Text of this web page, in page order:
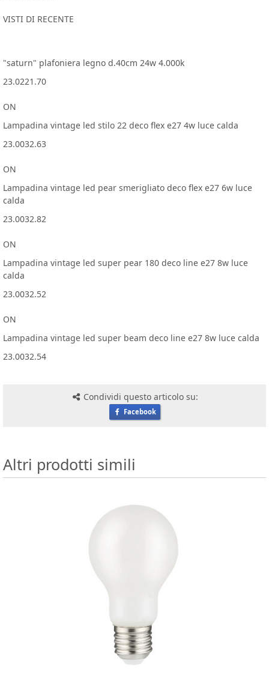
VISTI DI RECENTE
"saturn" plafoniera legno d.40cm 24w 4.000k
23.0221.70
ON
Lampadina vintage led stilo 22 deco flex e27 4w luce calda
23.0032.63
ON
Lampadina vintage led pear smerigliato deco flex e27 6w luce
calda
23.0032.82
ON
Lampadina vintage led super pear 180 deco line e27 8w luce
calda
23.0032.52
ON
Lampadina vintage led super beam deco line e27 8w luce calda
23.0032.54
Condividi questo articolo su:
Facebook
Altri prodotti simili